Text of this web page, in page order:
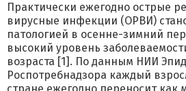
Практически ежегодно острые
вирусные инфекции (ОРВИ)
патологией в осенне-зимний
высокий уровень
возраста [1]. По данным НИИ
Роспотребнадзора каждый